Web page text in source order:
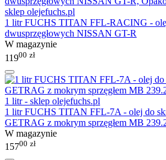
1 litr FUCHS TITAN FFL-RACING -
dwusprzęgłowych NISSAN GT-R
W magazynie
11900 zł
1 litr FUCHS TITAN FFL-7A - olej do
GETRAG z mokrym sprzęgłem MB
W magazynie
15700 zł